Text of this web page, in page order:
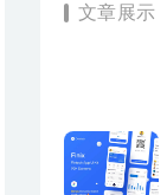
文章展示